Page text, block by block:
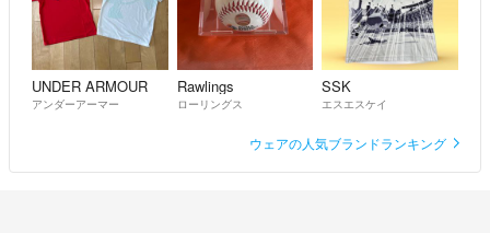
UNDER ARMOUR
アンダーアーマー
Rawlings
ローリングス
SSK
エスエスケイ
ウェアの人気ブランドランキング